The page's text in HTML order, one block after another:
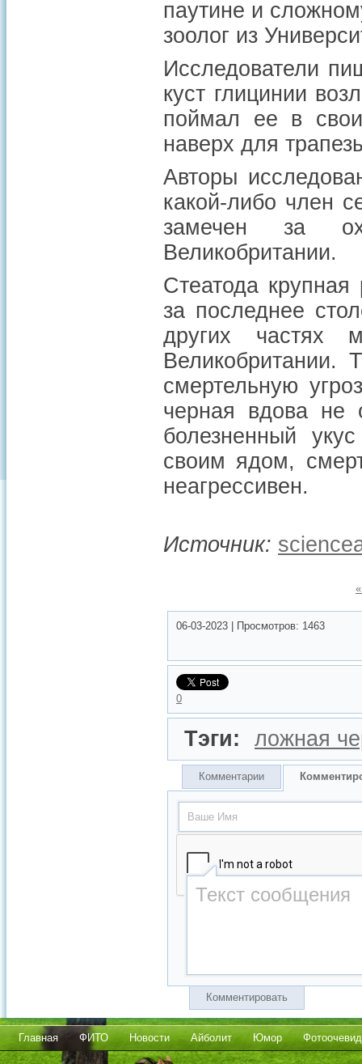
паутине и
зоолог из
Исследователи
куст глицинии
поймал ее в
наверх для
Авторы
какой-либо член
замечен за
Великобритании.
Стеатода
за последнее
других частях
Великобритании.
смертельную
черная вдова не
болезненный
своим ядом,
неагрессивен.
Источник:
06-03-2023 Просмотров: 1463
0
Тэги: ложная
Комментарии
Комментировать
Главная ФИТО Новости Айболит Юмор